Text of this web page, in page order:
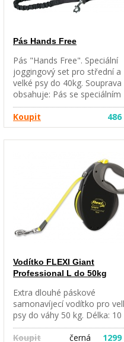
Pás Hands Free
Pás "Hands Free". Speciální
joggingový set pro střední a
velké psy do 40kg. Souprava
obsahuje: Pás se speciálním
okem zabraňujícím
vodítka a dvěma kapsami -
pamlsky, lahev na pití či
telefon. Natahovací vodítko -
25mm, díky oku lze použít
standardní vodítko.
vybavena reflexními pruhy
větší bezpečnost.
Koupit 486
Vodítko FLEXI Giant
Professional L do 50kg
Extra dlouhé páskové
samonavíjecí vodítko pro
psy do váhy 50 kg. Délka: 10
Navíjecí vodítka flexi
Vašemu psovi potřebnou
Koupit černá 1299